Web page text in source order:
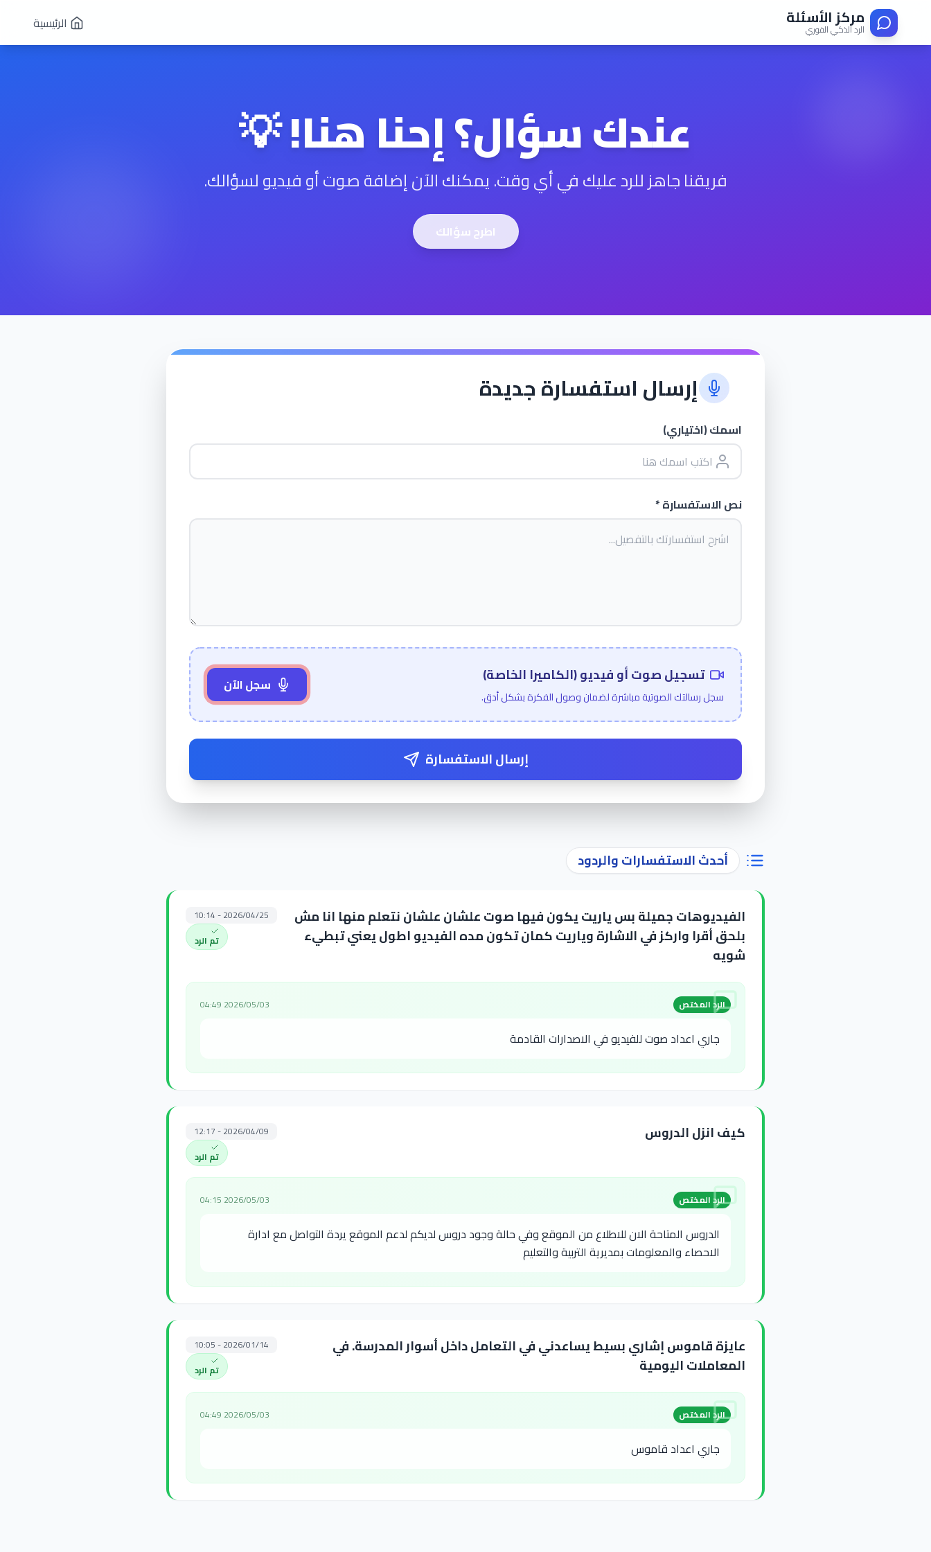
مركز الأسئلة
الرد الذكي الفوري الرئيسية
عندك سؤال؟ إحنا هنا! 💡
فريقنا جاهز للرد عليك في أي وقت. يمكنك الآن إضافة صوت أو فيديو لسؤالك.
اطرح سؤالك
إرسال استفسارة جديدة
اسمك (اختياري)
نص الاستفسارة *
تسجيل صوت أو فيديو (الكاميرا الخاصة)
سجل رسالتك الصوتية مباشرة لضمان وصول الفكرة بشكل أدق.
سجل الآن
إرسال الاستفسارة
أحدث الاستفسارات والردود
الفيديوهات جميلة بس ياريت يكون فيها صوت علشان علشان نتعلم منها انا مش
بلحق أقرا واركز في الاشارة وياريت كمان تكون مده الفيديو اطول يعني تبطيء
شويه
2026/04/25 - 10:14
تم الرد
الرد المختص 2026/05/03 04:49
جاري اعداد صوت للفيديو في الاصدارات القادمة
كيف انزل الدروس
2026/04/09 - 12:17
تم الرد
الرد المختص 2026/05/03 04:15
الدروس المتاحة الان للاطلاع من الموقع وفي حالة وجود دروس لديكم لدعم الموقع يردة التواصل مع ادارة
الاحصاء والمعلومات بمديرية التربية والتعليم
عايزة قاموس إشاري بسيط يساعدني في التعامل داخل أسوار المدرسة. في
المعاملات اليومية
2026/01/14 - 10:05
تم الرد
الرد المختص 2026/05/03 04:49
جاري اعداد قاموس